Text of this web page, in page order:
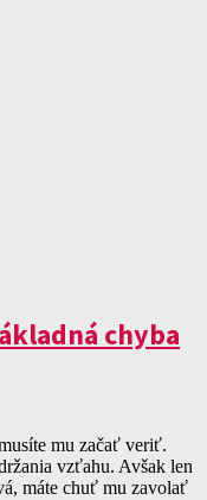
chyba
mu začať veriť.
vzťahu. Avšak len
máte chuť mu zavolať